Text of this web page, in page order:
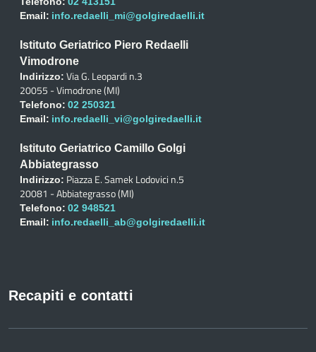
Email: info.redaelli_mi@golgiredaelli.it
Istituto Geriatrico Piero Redaelli
Vimodrone
Indirizzo: Via G. Leopardi n.3
20055 - Vimodrone (MI)
Telefono: 02 250321
Email: info.redaelli_vi@golgiredaelli.it
Istituto Geriatrico Camillo Golgi
Abbiategrasso
Indirizzo: Piazza E. Samek Lodovici n.5
20081 - Abbiategrasso (MI)
Telefono: 02 948521
Email: info.redaelli_ab@golgiredaelli.it
Recapiti e contatti